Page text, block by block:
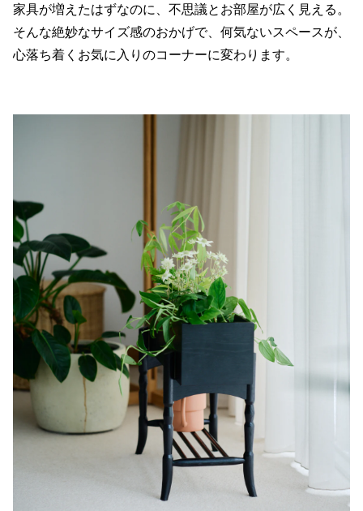
家具が増えたはずなのに、不思議とお部屋が広く見える。
そんな絶妙なサイズ感のおかげで、何気ないスペースが、
心落ち着くお気に入りのコーナーに変わります。